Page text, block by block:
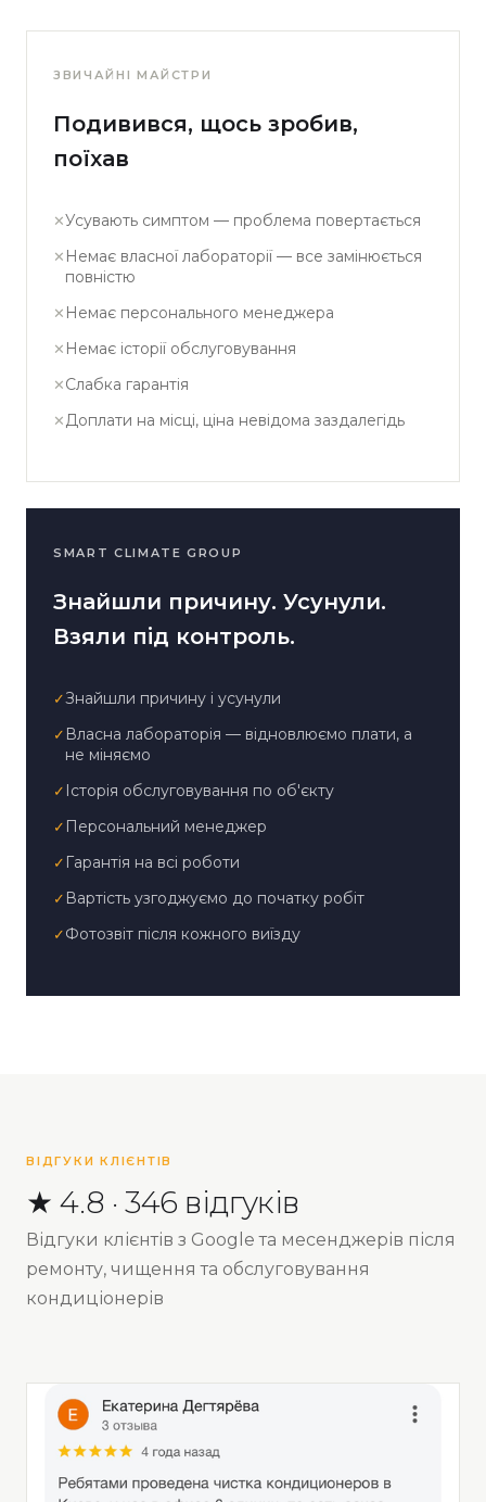
ЗВИЧАЙНІ МАЙСТРИ
Подивився, щось зробив,
поїхав
✕Усувають симптом — проблема повертається
✕ Немає власної лабораторії — все замінюється
повністю
✕ Немає персонального менеджера
✕ Немає історії обслуговування
✕Слабка гарантія
✕Доплати на місці, ціна невідома заздалегідь
SMART CLIMATE GROUP
Знайшли причину. Усунули.
Взяли під контроль.
✓Знайшли причину і усунули
✓ Власна лабораторія — відновлюємо плати, а
не міняємо
✓ Історія обслуговування по об'єкту
✓ Персональний менеджер
✓ Гарантія на всі роботи
✓ Вартість узгоджуємо до початку робіт
✓Фотозвіт після кожного виїзду
ВІДГУКИ КЛІЄНТІВ
★ 4.8 · 346 відгуків
Відгуки клієнтів з Google та месенджерів після
ремонту, чищення та обслуговування
кондиціонерів